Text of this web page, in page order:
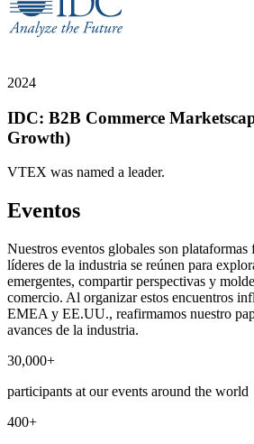
2024
IDC: B2B Commerce
Growth)
VTEX was named a leader.
Eventos
Nuestros eventos globales son plataformas
líderes de la industria se reúnen para
emergentes, compartir perspectivas y
comercio. Al organizar estos encuentros
EMEA y EE.UU., reafirmamos nuestro
avances de la industria.
30,000+
participants at our events around the world
400+